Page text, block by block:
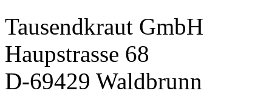
Tausendkraut GmbH
Haupstrasse 68
D-69429 Waldbrunn